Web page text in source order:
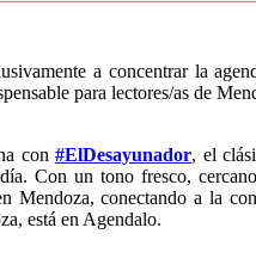
a concentrar la
para lectores/as de
con#ElDesayunador, el
Con un tono fresco,
Mendoza, conectando a la
está en Agendalo.